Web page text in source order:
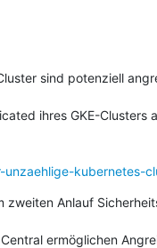
sind potenziell
ihres GKE-Clusters
kubernetes-
Anlauf
ermöglichen